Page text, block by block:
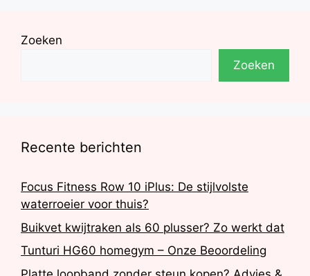
Zoeken
Zoeken
Recente berichten
Focus Fitness Row 10 iPlus: De stijlvolste
waterroeier voor thuis?
Buikvet kwijtraken als 60 plusser? Zo werkt dat
Tunturi HG60 homegym – Onze Beoordeling